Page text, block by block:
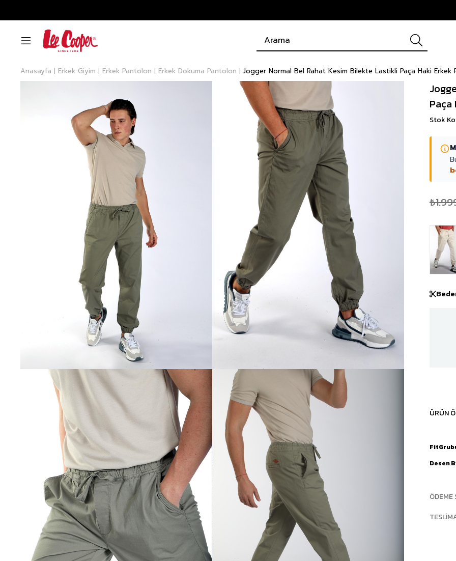
Anasayfa Erkek Giyim Erkek Pantolon Erkek Dokuma Pantolon Jogger Normal Bel Rahat Kesim Bilekte Lastikli Paça Haki Erkek
Stok
ÜRÜN
Desen
ÖDEME